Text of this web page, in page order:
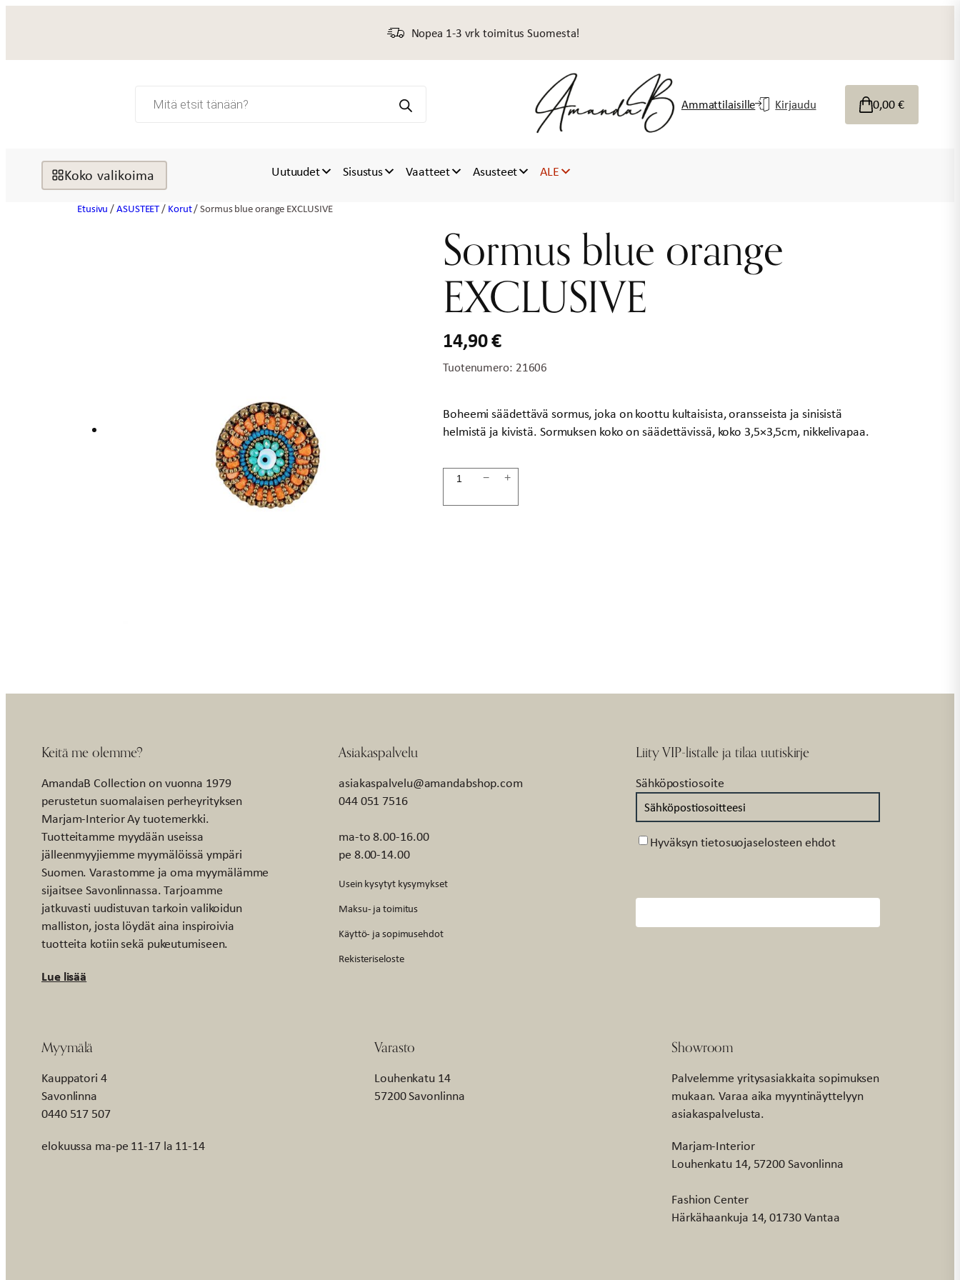
Nopea 1-3 vrk toimitus Suomesta!
search Ammattilaisille Kirjaudu 0,00€
Koko valikoima Uutuudet Sisustus Vaatteet Asusteet ALE
Etusivu /ASUSTEET/ Korut/ Sormus blue orange EXCLUSIVE
Sormus blue orange
EXCLUSIVE
14,90€
Tuotenumero: 21606
Boheemi säädettävä sormus, joka on koottu kultaisista, oransseista ja sinisistä
helmistä ja kivistä. Sormuksen koko on säädettävissä, koko 3,5×3,5cm, nikkelivapaa.
Sormus
− +
Keitä me olemme?
AmandaB Collection on vuonna 1979
perustetun suomalaisen perheyrityksen
Marjam-Interior Ay tuotemerkki.
Tuotteitamme myydään useissa
jälleenmyyjiemme myymälöissä ympäri
Suomen. Varastomme ja oma myymälämme
sijaitsee Savonlinnassa. Tarjoamme
jatkuvasti uudistuvan tarkoin valikoidun
malliston, josta löydät aina inspiroivia
tuotteita kotiin sekä pukeutumiseen.
Lue lisää
Asiakaspalvelu
asiakaspalvelu@amandabshop.com
044 051 7516
ma-to 8.00-16.00
pe 8.00-14.00
Usein kysytyt kysymykset
Maksu- ja toimitus
Käyttö- ja sopimusehdot
Rekisteriseloste
Liity VIP-listalle ja tilaa uutiskirje
Sähköpostiosoite
Suostumus
Hyväksyn tietosuojaselosteen ehdot
Myymälä
Kauppatori 4
Savonlinna
0440 517 507
elokuussa ma-pe 11-17 la 11-14
Varasto
Louhenkatu 14
57200 Savonlinna
Showroom
Palvelemme yritysasiakkaita sopimuksen
mukaan. Varaa aika myyntinäyttelyyn
asiakaspalvelusta.
Marjam-Interior
Louhenkatu 14, 57200 Savonlinna
Fashion Center
Härkähaankuja 14, 01730 Vantaa